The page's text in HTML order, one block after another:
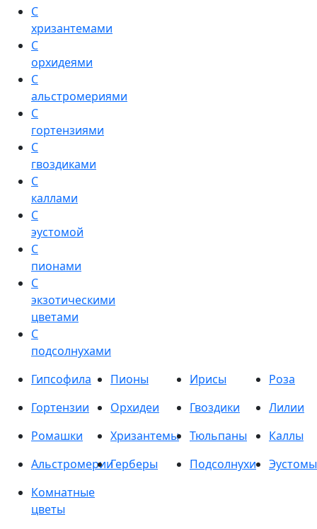
С
хризантемами
С
орхидеями
С
альстромериями
С
гортензиями
С
гвоздиками
С
каллами
С
эустомой
С
пионами
С
экзотическими
цветами
С
подсолнухами
Гипсофила
Пионы Ирисы
Роза
Гортензии
Орхидеи Гвоздики
Лилии
Ромашки
Хризантемы Тюльпаны
Каллы
АльстромерииГерберы Подсолнухи
Эустомы
Комнатные
цветы